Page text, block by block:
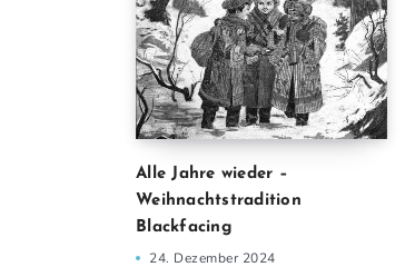
Alle Jahre wieder –
Weihnachtstradition
Blackfacing
24. Dezember 2024